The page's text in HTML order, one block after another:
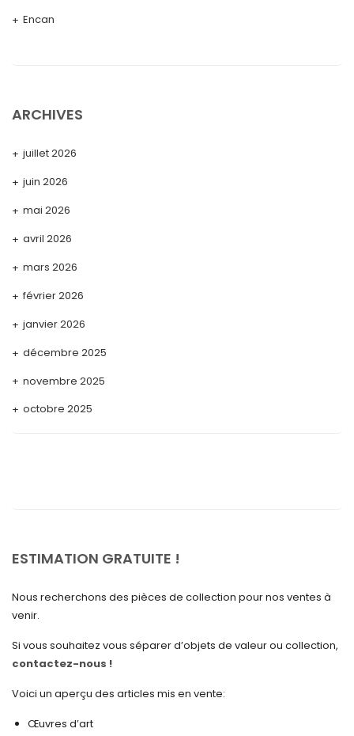
Encan
ARCHIVES
juillet 2026
juin 2026
mai 2026
avril 2026
mars 2026
février 2026
janvier 2026
décembre 2025
novembre 2025
octobre 2025
avril 2025
février 2025
décembre 2024
novembre 2024
octobre 2024
ESTIMATION GRATUITE !
Nous recherchons des pièces de collection pour nos ventes à
venir.
Si vous souhaitez vous séparer d’objets de valeur ou collection,
contactez-nous !
Voici un aperçu des articles mis en vente:
Œuvres d’art